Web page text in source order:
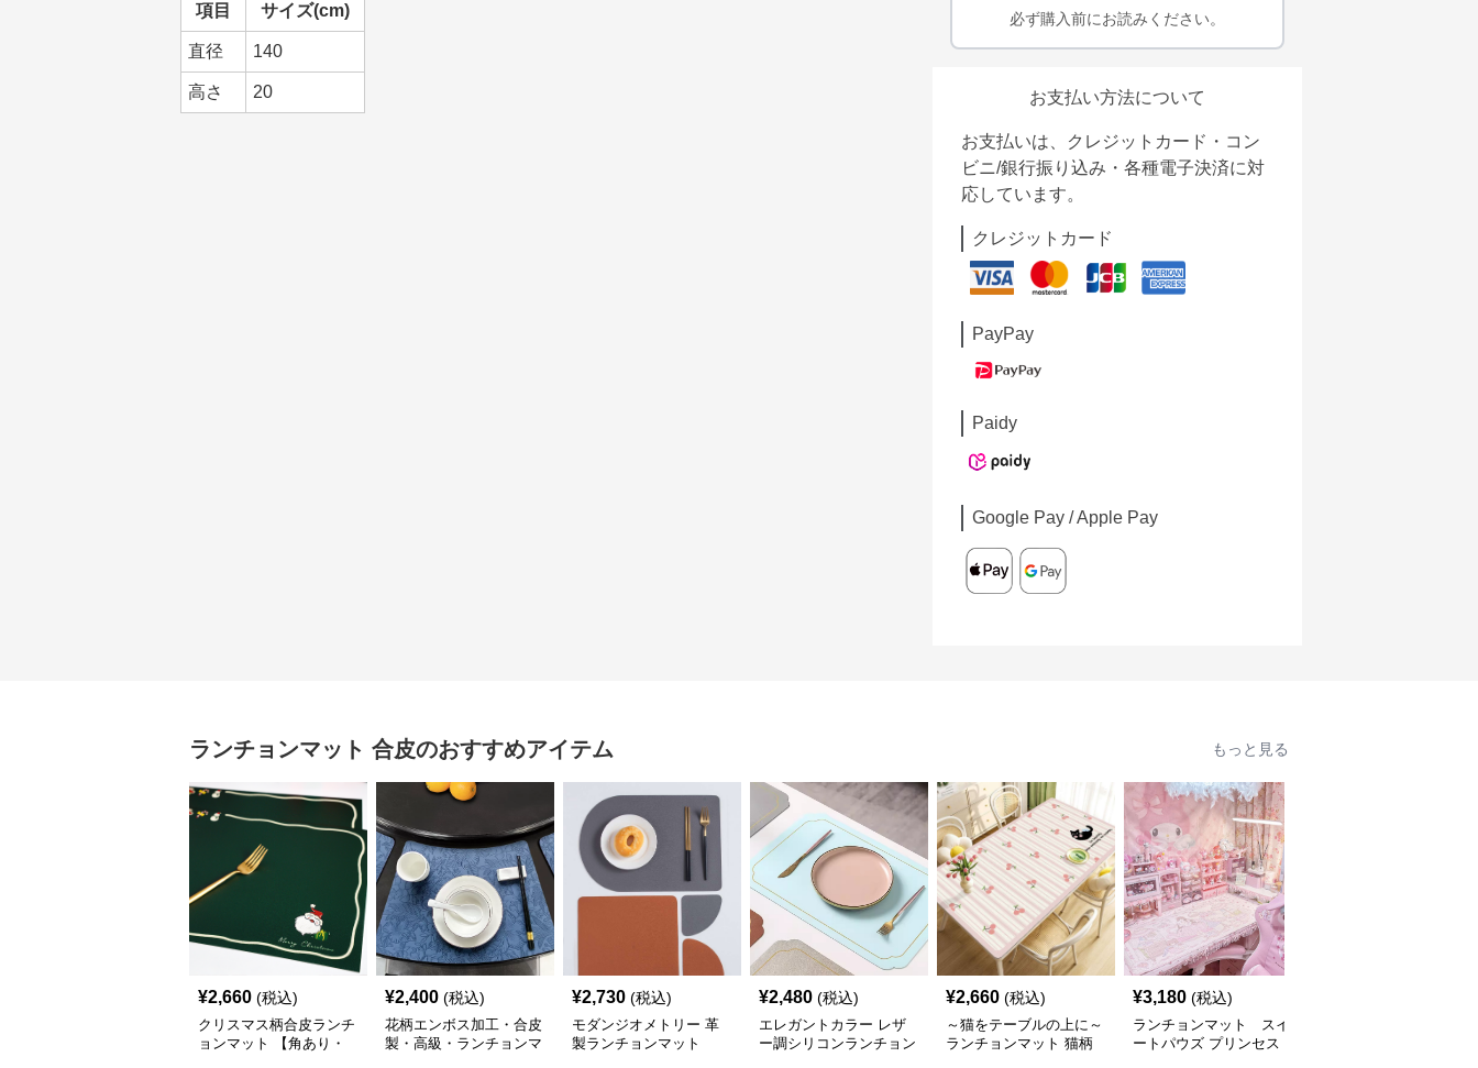
項目 サイズ(cm)
直径 140
高さ 20
必ず購入前にお読みください。
お支払い方法について
お支払いは、クレジットカード・コン
ビニ/銀行振り込み・各種電子決済に対
応しています。
クレジットカード
PayPay
Paidy
Google Pay / Apple Pay
ランチョンマット 合皮のおすすめアイテム もっと見る
¥2,660 (税込)
クリスマス柄合皮ランチ
ョンマット 【角あり・
¥2,400 (税込)
花柄エンボス加工・合皮
製・高級・ランチョンマ
¥2,730 (税込)
モダンジオメトリー 革
製ランチョンマット
¥2,480 (税込)
エレガントカラー レザ
ー調シリコンランチョン
¥2,660 (税込)
～猫をテーブルの上に～
ランチョンマット 猫柄
¥3,180 (税込)
ランチョンマット スイ
ートパウズ プリンセス